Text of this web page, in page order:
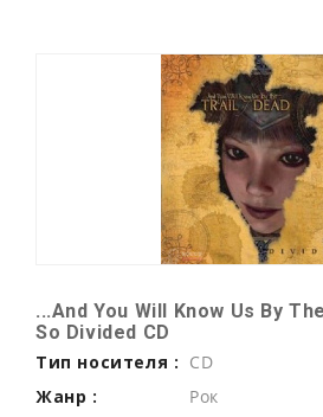
...And You Will Know Us By
So Divided CD
Тип носителя : CD
Жанр :
Рок